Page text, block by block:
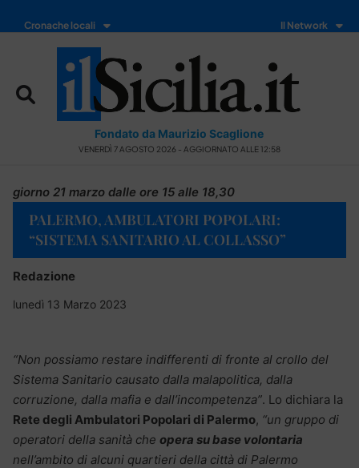
Cronache locali Il Network
Fondato da Maurizio Scaglione
VENERDÌ 7 AGOSTO 2026 - AGGIORNATO ALLE 12:58
giorno 21 marzo dalle ore 15 alle 18,30
PALERMO, AMBULATORI POPOLARI:
“SISTEMA SANITARIO AL COLLASSO”
Redazione
lunedì 13 Marzo 2023
“Non possiamo restare indifferenti di fronte al crollo del
Sistema Sanitario causato dalla malapolitica, dalla
corruzione, dalla mafia e dall’incompetenza”. Lo dichiara la
Rete degli Ambulatori Popolari di Palermo, “un gruppo di
operatori della sanità che opera su base volontaria
nell’ambito di alcuni quartieri della città di Palermo